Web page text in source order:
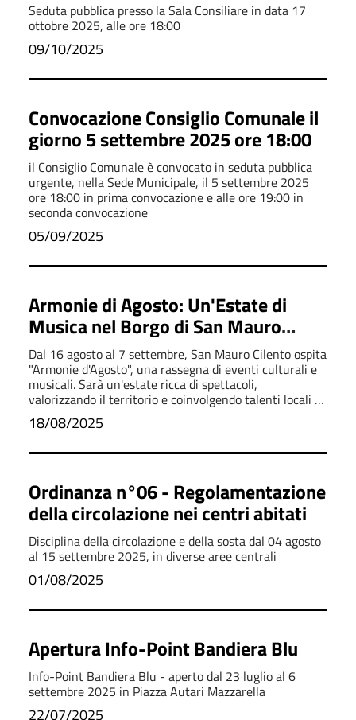
Seduta pubblica presso la Sala Consiliare in data 17
ottobre 2025, alle ore 18:00
09/10/2025
Convocazione Consiglio Comunale il
giorno 5 settembre 2025 ore 18:00
il Consiglio Comunale è convocato in seduta pubblica
urgente, nella Sede Municipale, il 5 settembre 2025
ore 18:00 in prima convocazione e alle ore 19:00 in
seconda convocazione
05/09/2025
Armonie di Agosto: Un'Estate di
Musica nel Borgo di San Mauro
Cilento
Dal 16 agosto al 7 settembre, San Mauro Cilento ospita
"Armonie d'Agosto", una rassegna di eventi culturali e
musicali. Sarà un'estate ricca di spettacoli,
valorizzando il territorio e coinvolgendo talenti locali e
artisti nazionali.
18/08/2025
Ordinanza n°06 - Regolamentazione
della circolazione nei centri abitati
Disciplina della circolazione e della sosta dal 04 agosto
al 15 settembre 2025, in diverse aree centrali
01/08/2025
Apertura Info-Point Bandiera Blu
Info-Point Bandiera Blu - aperto dal 23 luglio al 6
settembre 2025 in Piazza Autari Mazzarella
22/07/2025